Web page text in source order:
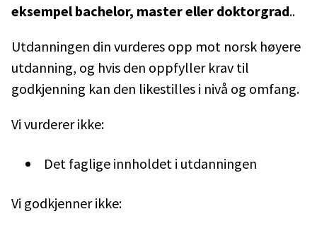
eksempel bachelor, master eller doktorgrad..
Utdanningen din vurderes opp mot norsk høyere
utdanning, og hvis den oppfyller krav til
godkjenning kan den likestilles i nivå og omfang.
Vi vurderer ikke:
Det faglige innholdet i utdanningen
Vi godkjenner ikke: